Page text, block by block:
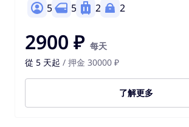
5 5 2 2
2900 ₽ 每天
從 5 天起 / 押金 30000 ₽
了解更多